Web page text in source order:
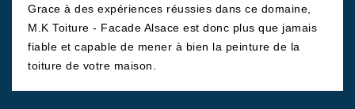
Grace à des expériences réussies dans ce domaine,
M.K Toiture - Facade Alsace est donc plus que jamais
fiable et capable de mener à bien la peinture de la
toiture de votre maison.